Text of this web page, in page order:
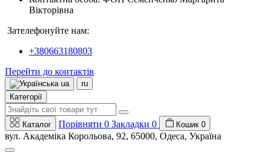
Вікторівна
Зателефонуйте нам:
+380663180803
Перейти до контактів
ua
ru
Категорії
Каталог Порівняти 0 Закладки 0 Кошик 0
вул. Академіка Корольова, 92, 65000, Одеса, Україна